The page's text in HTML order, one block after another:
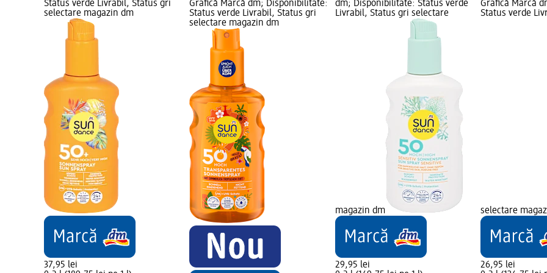
Status verde Livrabil, Status gri
selectare magazin dm
37,95 lei
Grafică Marcă dm; Disponibilitate:
Status verde Livrabil, Status gri
selectare magazin dm
dm; Disponibilitate: Status verde
Livrabil, Status gri selectare
magazin dm
29,95 lei
Grafică Marcă
Status verde
selectare
26,95 lei